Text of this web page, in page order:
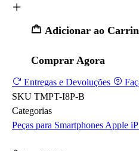
Adicionar ao
Comprar Agora
Entregas e Devoluções
SKU TMPT-I8P-B
Categorias
Peças para Smartphones Apple